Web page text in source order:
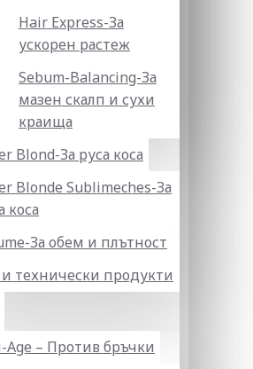
Hair Express-За
ускорен растеж
Sebum-Balancing-За
мазен скалп и сухи
краища
Blond-За руса коса
Blonde Sublіmeches-За
коса
За обем и плътност
и технически продукти
Age – Против бръчки